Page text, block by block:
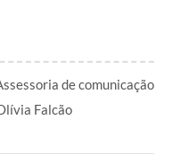
de comunicação
Falcão